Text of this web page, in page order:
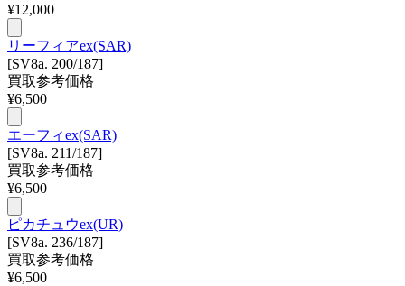
¥12,000
リーフィアex(SAR)
[SV8a. 200/187]
買取参考価格
¥6,500
エーフィex(SAR)
[SV8a. 211/187]
買取参考価格
¥6,500
ピカチュウex(UR)
[SV8a. 236/187]
買取参考価格
¥6,500